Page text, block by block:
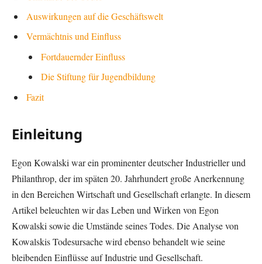
Auswirkungen auf die Geschäftswelt
Vermächtnis und Einfluss
Fortdauernder Einfluss
Die Stiftung für Jugendbildung
Fazit
Einleitung
Egon Kowalski war ein prominenter deutscher Industrieller und
Philanthrop, der im späten 20. Jahrhundert große Anerkennung
in den Bereichen Wirtschaft und Gesellschaft erlangte. In diesem
Artikel beleuchten wir das Leben und Wirken von Egon
Kowalski sowie die Umstände seines Todes. Die Analyse von
Kowalskis Todesursache wird ebenso behandelt wie seine
bleibenden Einflüsse auf Industrie und Gesellschaft.